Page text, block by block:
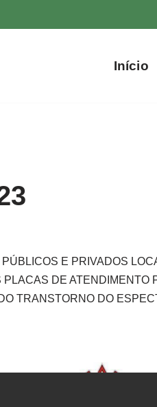
Início
E PRIVADOS
DE ATENDIMENTO
TRANSTORNO DO